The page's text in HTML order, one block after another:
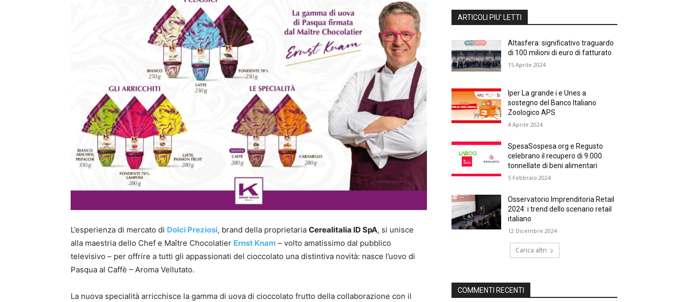
L’esperienza di mercato di Dolci Preziosi, brand della proprietaria Cerealitalia ID SpA, si unisce
alla maestria dello Chef e Maître Chocolatier Ernst Knam – volto amatissimo dal pubblico
televisivo – per offrire a tutti gli appassionati del cioccolato una distintiva novità: nasce l’uovo di
Pasqua al Caffè – Aroma Vellutato.
La nuova specialità arricchisce la gamma di uova di cioccolato frutto della collaborazione con il
ARTICOLI PIU' LETTI
Altasfera: significativo traguardo
di 100 milioni di euro di fatturato
15 Aprile 2024
Iper La grande i e Unes a
sostegno del Banco Italiano
Zoologico APS
4 Aprile 2024
SpesaSospesa.org e Regusto
celebrano il recupero di 9.000
tonnellate di beni alimentari
5 Febbraio 2024
Osservatorio Imprenditoria Retail
2024: i trend dello scenario retail
italiano
12 Dicembre 2024
Carica altri
COMMENTI RECENTI